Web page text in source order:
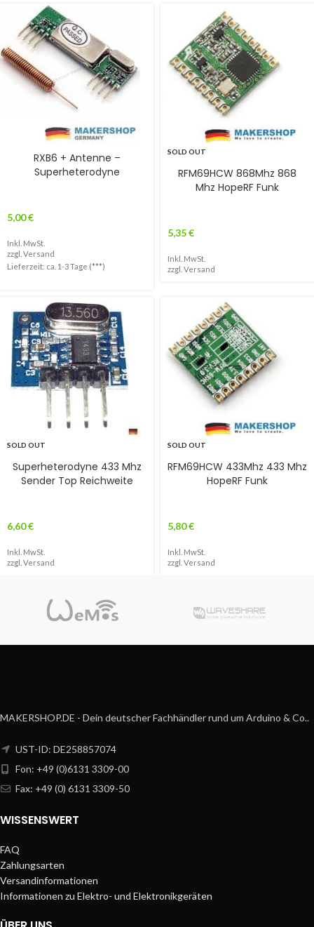
RXB6 + Antenne –
Superheterodyne
5,00€
Inkl. MwSt.
zzgl. Versand
Lieferzeit: ca. 1-3 Tage (***)
SOLD OUT
RFM69HCW 868Mhz 868
Mhz HopeRF Funk
5,35€
Inkl. MwSt.
zzgl. Versand
SOLD OUT
Superheterodyne 433 Mhz
Sender Top Reichweite
6,60€
Inkl. MwSt.
zzgl. Versand
SOLD OUT
RFM69HCW 433Mhz 433 Mhz
HopeRF Funk
5,80€
Inkl. MwSt.
zzgl. Versand
MAKERSHOP.DE - Dein deutscher Fachhändler rund um Arduino & Co..
UST-ID: DE258857074
Fon: +49 (0)6131 3309-00
Fax: +49 (0) 6131 3309-50
WISSENSWERT
FAQ
Zahlungsarten
Versandinformationen
Informationen zu Elektro- und Elektronikgeräten